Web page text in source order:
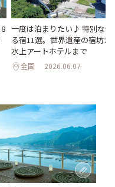
一度は泊まりたい♪ 特別な体
る宿11選。世界遺産の宿坊か
水上アートホテルまで
全国 2026.06.07